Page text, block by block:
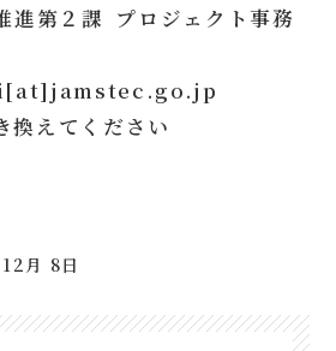
進第２課 プロジェクト事務
えてください
月 8日